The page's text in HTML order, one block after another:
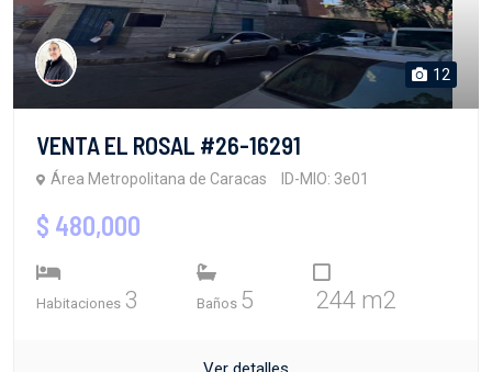
12
VENTA EL ROSAL #26-16291
Área Metropolitana de Caracas ID-MIO: 3e01
$ 480,000
Habitaciones 3 Baños 5 244 m2